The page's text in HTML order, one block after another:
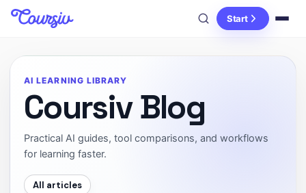
Start
AI LEARNING LIBRARY
Coursiv Blog
Practical AI guides, tool comparisons, and workflows
for learning faster.
All articles